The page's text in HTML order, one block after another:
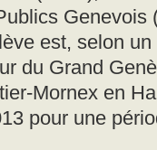
est, selon
du Grand
Mornex en
pour une